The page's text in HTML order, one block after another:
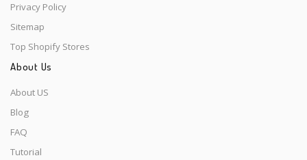
Privacy Policy
Sitemap
Top Shopify Stores
About Us
About US
Blog
FAQ
Tutorial